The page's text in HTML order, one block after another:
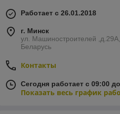
Работает с 26.01.2018
г. Минск
ул. Машиностроителей
Беларусь
Контакты
Сегодня работает с 09:00
Показать весь график